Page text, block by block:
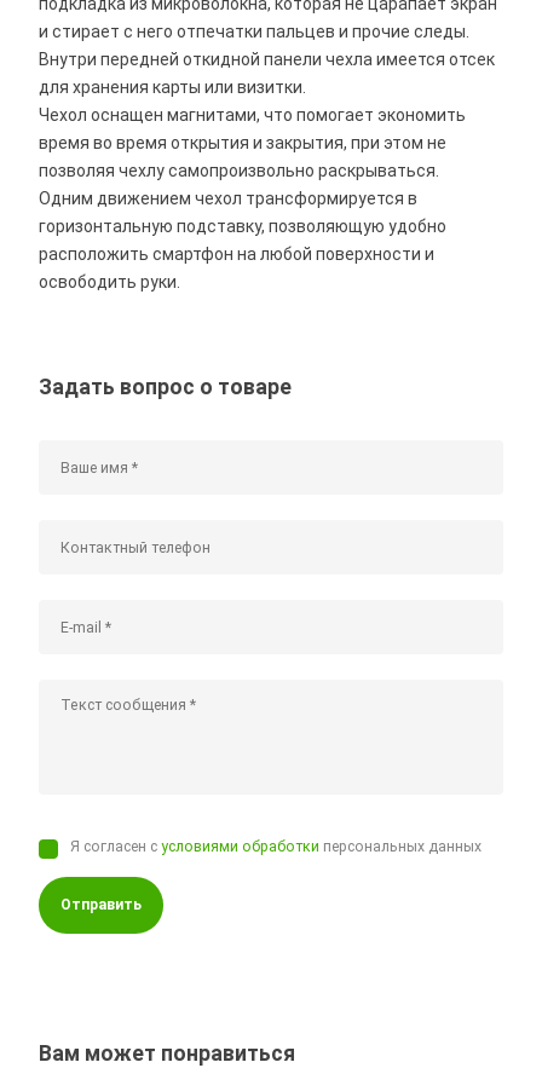
и стирает с него отпечатки пальцев и прочие следы.
Внутри передней откидной панели чехла имеется отсек
для хранения карты или визитки.
Чехол оснащен магнитами, что помогает экономить
время во время открытия и закрытия, при этом не
позволяя чехлу самопроизвольно раскрываться.
Одним движением чехол трансформируется в
горизонтальную подставку, позволяющую удобно
расположить смартфон на любой поверхности и
освободить руки.
Задать вопрос о товаре
Я согласен сусловиями обработки персональных данных
Отправить
Вам может понравиться